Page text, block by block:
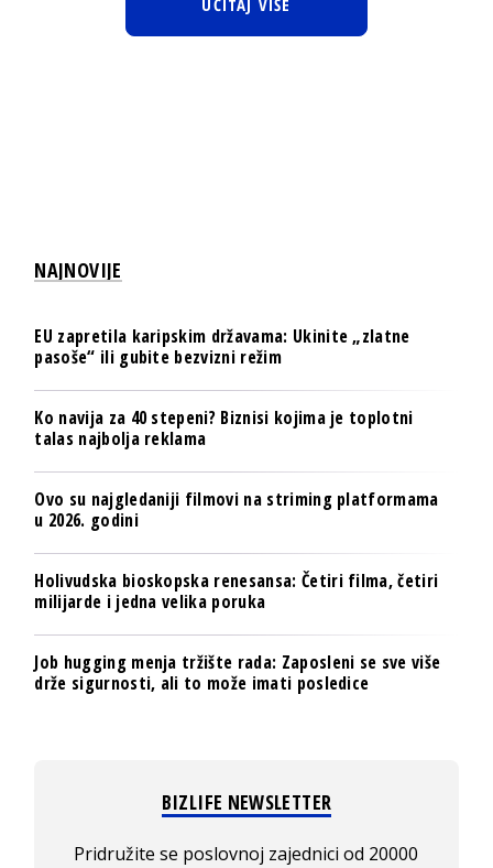
UČITAJ VIŠE
NAJNOVIJE
EU zapretila karipskim državama: Ukinite „zlatne
pasoše“ ili gubite bezvizni režim
Ko navija za 40 stepeni? Biznisi kojima je toplotni
talas najbolja reklama
Ovo su najgledaniji filmovi na striming platformama
u 2026. godini
Holivudska bioskopska renesansa: Četiri filma, četiri
milijarde i jedna velika poruka
Job hugging menja tržište rada: Zaposleni se sve više
drže sigurnosti, ali to može imati posledice
BIZLIFE NEWSLETTER
Pridružite se poslovnoj zajednici od 20000